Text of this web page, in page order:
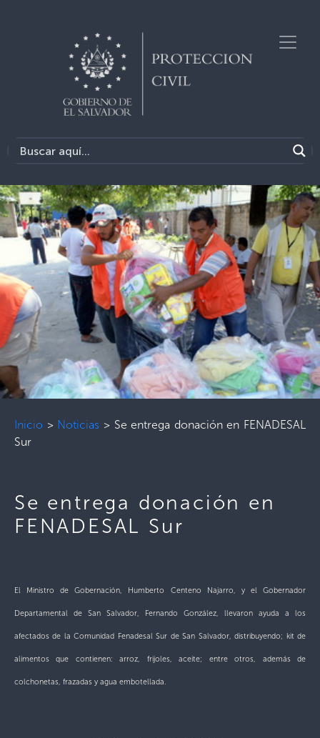
Inicio > Noticias > Se entrega donación en FENADESAL
Sur
Se entrega donación en
FENADESAL Sur
El Ministro de Gobernación, Humberto Centeno Najarro, y el Gobernador
Departamental de San Salvador, Fernando González, llevaron ayuda a los
afectados de la Comunidad Fenadesal Sur de San Salvador, distribuyendo; kit de
alimentos que contienen: arroz, frijoles, aceite; entre otros, además de
colchonetas, frazadas y agua embotellada.